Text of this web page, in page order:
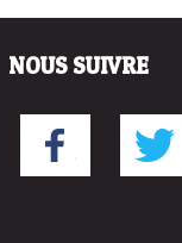
NOUS SUIVRE